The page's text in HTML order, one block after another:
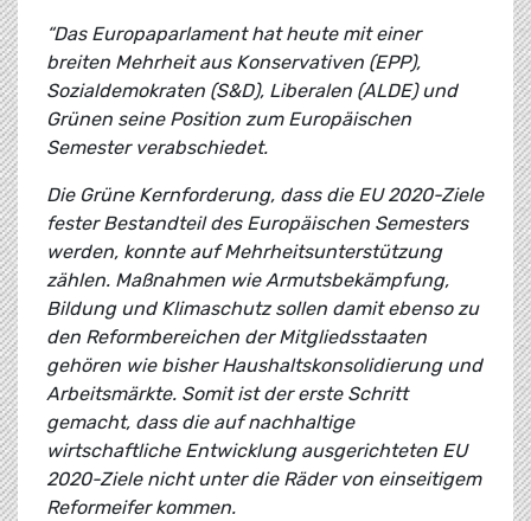
“Das Europaparlament hat heute mit einer
breiten Mehrheit aus Konservativen (EPP),
Sozialdemokraten (S&D), Liberalen (ALDE) und
Grünen seine Position zum Europäischen
Semester verabschiedet.
Die Grüne Kernforderung, dass die EU 2020-Ziele
fester Bestandteil des Europäischen Semesters
werden, konnte auf Mehrheitsunterstützung
zählen. Maßnahmen wie Armutsbekämpfung,
Bildung und Klimaschutz sollen damit ebenso zu
den Reformbereichen der Mitgliedsstaaten
gehören wie bisher Haushaltskonsolidierung und
Arbeitsmärkte. Somit ist der erste Schritt
gemacht, dass die auf nachhaltige
wirtschaftliche Entwicklung ausgerichteten EU
2020-Ziele nicht unter die Räder von einseitigem
Reformeifer kommen.